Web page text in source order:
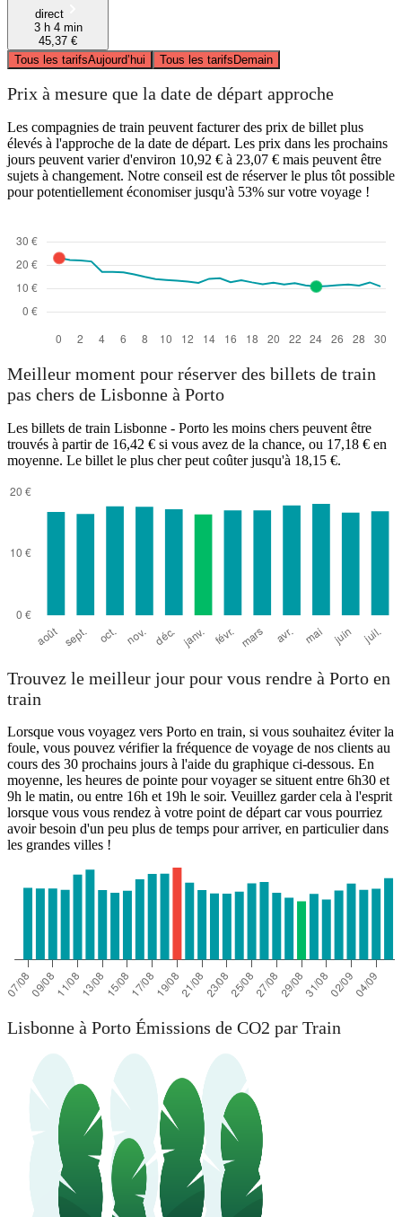
direct
3 h 4 min
45,37 €
Tous les tarifsAujourd’hui Tous les tarifsDemain
Prix à mesure que la date de départ approche
Les compagnies de train peuvent facturer des prix de billet plus
élevés à l'approche de la date de départ. Les prix dans les prochains
jours peuvent varier d'environ 10,92 € à 23,07 € mais peuvent être
sujets à changement. Notre conseil est de réserver le plus tôt possible
pour potentiellement économiser jusqu'à 53% sur votre voyage !
Meilleur moment pour réserver des billets de train
pas chers de Lisbonne à Porto
Les billets de train Lisbonne - Porto les moins chers peuvent être
trouvés à partir de 16,42 € si vous avez de la chance, ou 17,18 € en
moyenne. Le billet le plus cher peut coûter jusqu'à 18,15 €.
Trouvez le meilleur jour pour vous rendre à Porto en
train
Lorsque vous voyagez vers Porto en train, si vous souhaitez éviter la
foule, vous pouvez vérifier la fréquence de voyage de nos clients au
cours des 30 prochains jours à l'aide du graphique ci-dessous. En
moyenne, les heures de pointe pour voyager se situent entre 6h30 et
9h le matin, ou entre 16h et 19h le soir. Veuillez garder cela à l'esprit
lorsque vous vous rendez à votre point de départ car vous pourriez
avoir besoin d'un peu plus de temps pour arriver, en particulier dans
les grandes villes !
Lisbonne à Porto Émissions de CO2 par Train